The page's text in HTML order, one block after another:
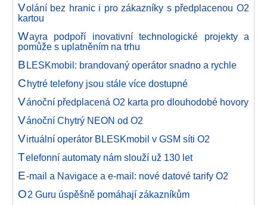
Volání bez hranic i pro zákazníky s předplacenou O2
kartou
Wayra podpoří inovativní technologické projekty a
pomůže s uplatněním na trhu
BLESKmobil: brandovaný operátor snadno a rychle
Chytré telefony jsou stále více dostupné
Vánoční předplacená O2 karta pro dlouhodobé hovory
Vánoční Chytrý NEON od O2
Virtuální operátor BLESKmobil v GSM síti O2
Telefonní automaty nám slouží už 130 let
E-mail a Navigace a e-mail: nové datové tarify O2
O2 Guru úspěšně pomáhají zákazníkům